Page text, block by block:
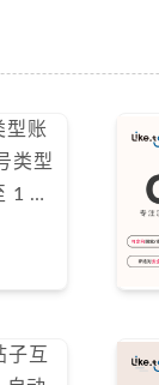
型账
类型
1 美
子互